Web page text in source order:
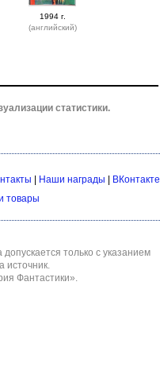
1994 г.
(английский)
статистики.
Наши награды
ВКонтакте
товары
только с указанием
источник.
Фантастики».